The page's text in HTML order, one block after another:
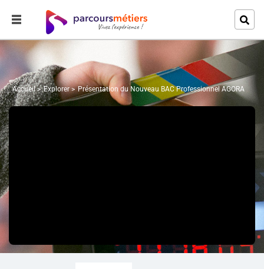
Accueil Explorer Présentation du Nouveau BAC Professionnel AGORA